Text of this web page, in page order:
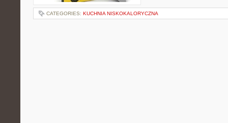
CATEGORIES: KUCHNIA NISKOKALORYCZNA